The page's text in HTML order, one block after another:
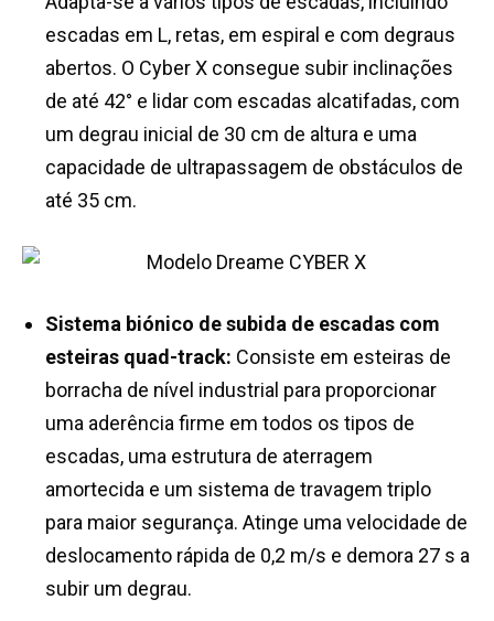
escadas em L, retas, em espiral e com degraus
abertos. O Cyber X consegue subir inclinações
de até 42° e lidar com escadas alcatifadas, com
um degrau inicial de 30 cm de altura e uma
capacidade de ultrapassagem de obstáculos de
até 35 cm.
Sistema biónico de subida de escadas com
esteiras quad-track: Consiste em esteiras de
borracha de nível industrial para proporcionar
uma aderência firme em todos os tipos de
escadas, uma estrutura de aterragem
amortecida e um sistema de travagem triplo
para maior segurança. Atinge uma velocidade de
deslocamento rápida de 0,2 m/s e demora 27 s a
subir um degrau.